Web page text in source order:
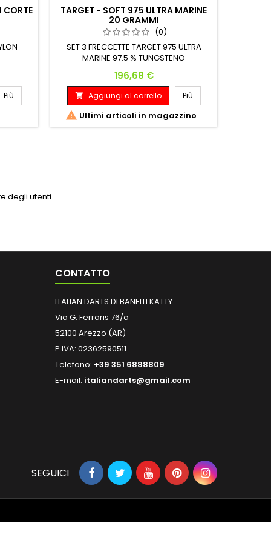
CORTE
Più
TARGET - SOFT 975 ULTRA MARINE
20 GRAMMI
(0)
SET 3 FRECCETTE TARGET 975 ULTRA
MARINE 97.5 % TUNGSTENO
Prezzo
196,68 €
 Aggiungi al carrello Più
 Ultimi articoli in magazzino
degli utenti.
CONTATTO
ITALIAN DARTS DI BANELLI KATTY
Via G. Ferraris 76/a
52100 Arezzo (AR)
P.IVA: 02362590511
Telefono: +39 351 6888809
E-mail: italiandarts@gmail.com
SEGUICI